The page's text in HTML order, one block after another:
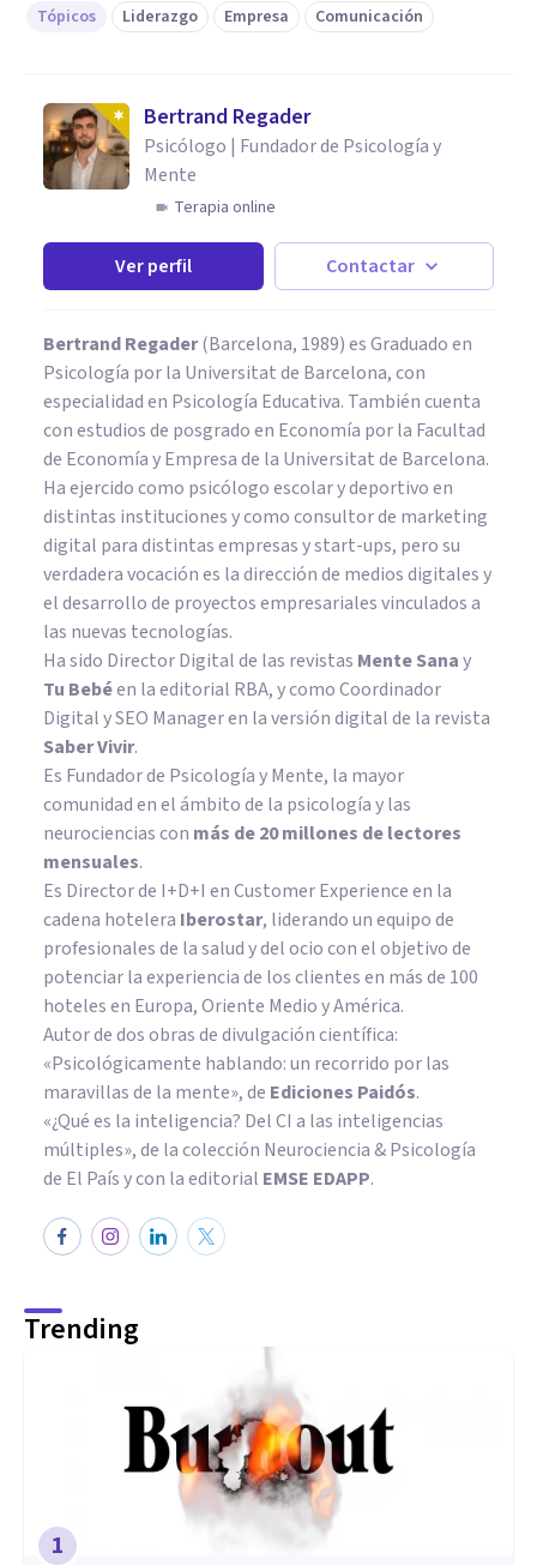
Tópicos Liderazgo Empresa Comunicación
Bertrand Regader
Psicólogo | Fundador de Psicología y
Mente
Terapia online
Ver perfil Contactar
Bertrand Regader(Barcelona, 1989) es Graduado en
Psicología por la Universitat de Barcelona, con
especialidad en Psicología Educativa. También cuenta
con estudios de posgrado en Economía por la Facultad
de Economía y Empresa de la Universitat de Barcelona.
Ha ejercido como psicólogo escolar y deportivo en
distintas instituciones y como consultor de marketing
digital para distintas empresas y start-ups, pero su
verdadera vocación es la dirección de medios digitales y
el desarrollo de proyectos empresariales vinculados a
las nuevas tecnologías.
Ha sido Director Digital de las revistas Mente Sanay
Tu Bebéen la editorial RBA, y como Coordinador
Digital y SEO Manager en la versión digital de la revista
Saber Vivir.
Es Fundador de Psicología y Mente, la mayor
comunidad en el ámbito de la psicología y las
neurociencias con más de 20 millones de lectores
mensuales.
Es Director de I+D+I en Customer Experience en la
cadena hotelera Iberostar, liderando un equipo de
profesionales de la salud y del ocio con el objetivo de
potenciar la experiencia de los clientes en más de 100
hoteles en Europa, Oriente Medio y América.
Autor de dos obras de divulgación científica:
«Psicológicamente hablando: un recorrido por las
maravillas de la mente», de Ediciones Paidós.
«¿Qué es la inteligencia? Del CI a las inteligencias
múltiples», de la colección Neurociencia & Psicología
de El País y con la editorial EMSE EDAPP.
Trending
1